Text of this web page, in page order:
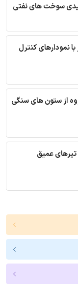
سوخت های نفتی
نمودارهای کنترل
از ستون های سنگی
تیرهای عمیق